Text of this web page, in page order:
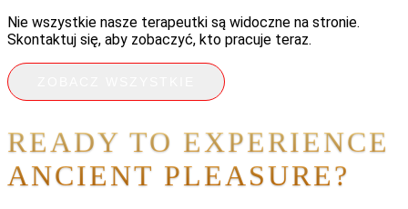
Nie wszystkie nasze terapeutki są widoczne na stronie.
Skontaktuj się, aby zobaczyć, kto pracuje teraz.
READY TO EXPERIENCE
ANCIENT PLEASURE?